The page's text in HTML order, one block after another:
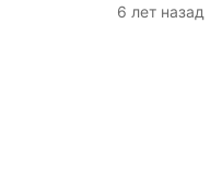
6 лет назад